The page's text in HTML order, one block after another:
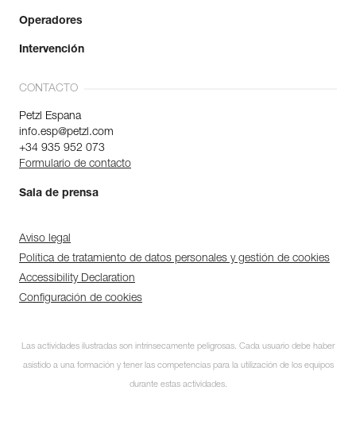
Operadores
Intervención
CONTACTO
Petzl Espana
info.esp@petzl.com
+34 935 952 073
Formulario de contacto
Sala de prensa
Aviso legal
Política de tratamiento de datos personales y gestión de cookies
Accessibility Declaration
Configuración de cookies
Las actividades ilustradas son intrínsecamente peligrosas. Cada usuario debe haber
asistido a una formación y tener las competencias para la utilización de los equipos
durante estas actividades.